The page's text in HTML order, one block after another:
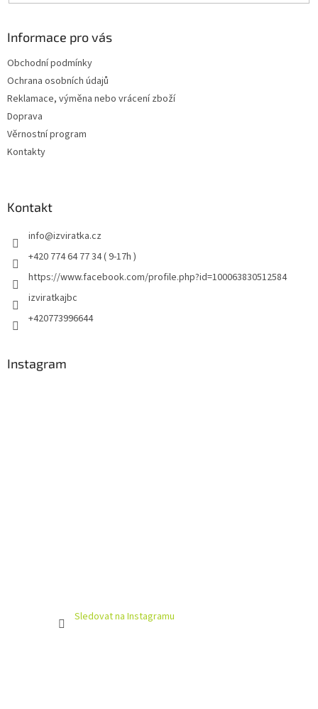
Informace pro vás
Obchodní podmínky
Ochrana osobních údajů
Reklamace, výměna nebo vrácení zboží
Doprava
Věrnostní program
Kontakty
Kontakt
info@izviratka.cz
+420 774 64 77 34 ( 9-17h )
https://www.facebook.com/profile.php?id=100063830512584
izviratkajbc
+420773996644
Instagram
Sledovat na Instagramu